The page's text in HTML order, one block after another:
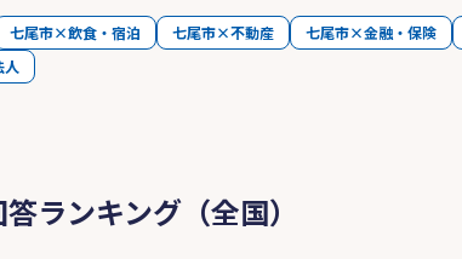
七尾市×飲食・宿泊 七尾市×不動産 七尾市×金融・保険
人
ランキング（全国）